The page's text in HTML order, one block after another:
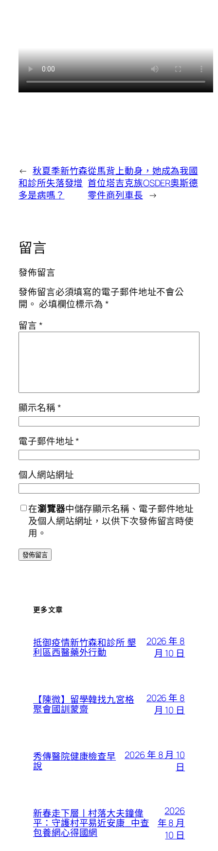
← 秋夏季新竹森
和診所失落發增
多是病嗎？
從馬背上動身，她成為我國
首位塔吉克族OSDER奧斯德
零件商列車長 →
留言
發佈留言
發佈留言必須填寫的電子郵件地址不會公
開。 必填欄位標示為*
留言*
顯示名稱*
電子郵件地址*
個人網站網址
在瀏覽器中儲存顯示名稱、電子郵件地址
及個人網站網址，以供下次發佈留言時使
用。
更多文章
抵御疫情新竹森和診所 墾
利區西醫藥外行動
2026 年 8
月 10 日
【陳微】留學韓找九宮格
聚會國訓蒙齋
2026 年 8
月 10 日
秀傳醫院健康檢查早
說
2026 年 8 月 10
日
新春走下層丨村落大夫鐘偉
平：守護村平易近安康_中查
包養網心得國網
2026
年 8 月
10 日